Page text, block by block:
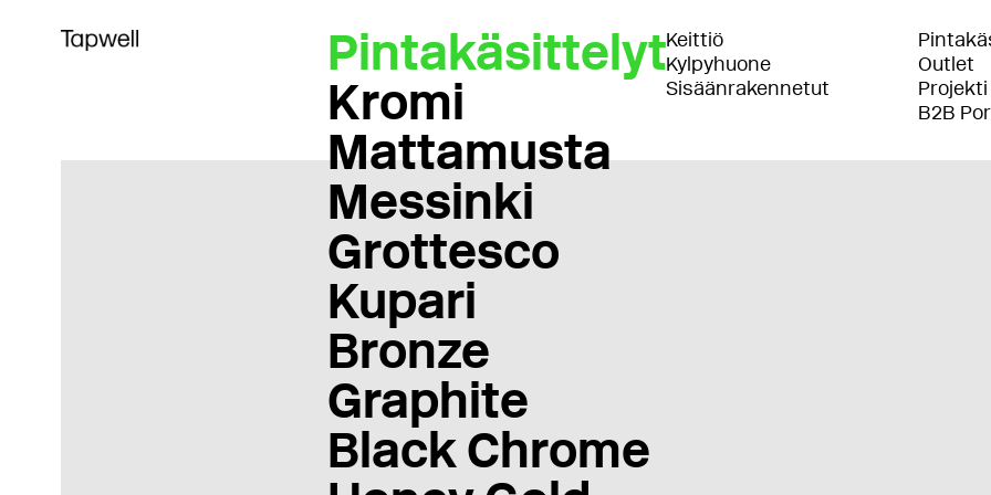
Pintakäsittelyt
Kromi
Mattamusta
Messinki
Grottesco
Kupari
Bronze
Graphite
Black Chrome
Keittiö
Kylpyhuone
Sisäänrakennetut
Outlet
Projekti
B2B